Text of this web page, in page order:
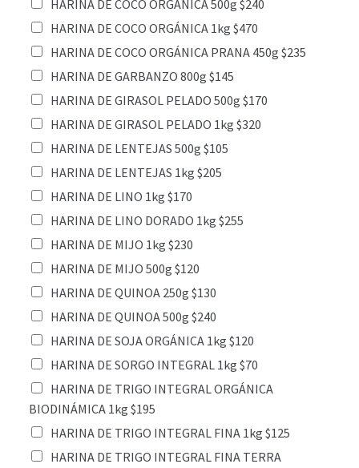
HARINA DE COCO ORGÁNICA 500g $240
HARINA DE COCO ORGÁNICA 1kg $470
HARINA DE COCO ORGÁNICA PRANA 450g $235
HARINA DE GARBANZO 800g $145
HARINA DE GIRASOL PELADO 500g $170
HARINA DE GIRASOL PELADO 1kg $320
HARINA DE LENTEJAS 500g $105
HARINA DE LENTEJAS 1kg $205
HARINA DE LINO 1kg $170
HARINA DE LINO DORADO 1kg $255
HARINA DE MIJO 1kg $230
HARINA DE MIJO 500g $120
HARINA DE QUINOA 250g $130
HARINA DE QUINOA 500g $240
HARINA DE SOJA ORGÁNICA 1kg $120
HARINA DE SORGO INTEGRAL 1kg $70
HARINA DE TRIGO INTEGRAL ORGÁNICA
BIODINÁMICA 1kg $195
HARINA DE TRIGO INTEGRAL FINA 1kg $125
HARINA DE TRIGO INTEGRAL FINA TERRA